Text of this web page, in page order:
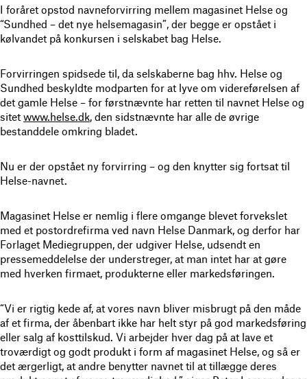
I foråret opstod navneforvirring mellem magasinet Helse og
“Sundhed – det nye helsemagasin”, der begge er opstået i
kølvandet på konkursen i selskabet bag Helse.
Forvirringen spidsede til, da selskaberne bag hhv. Helse og
Sundhed beskyldte modparten for at lyve om videreførelsen af
det gamle Helse – for førstnævnte har retten til navnet Helse og
sitet www.helse.dk, den sidstnævnte har alle de øvrige
bestanddele omkring bladet.
Nu er der opstået ny forvirring – og den knytter sig fortsat til
Helse-navnet.
Magasinet Helse er nemlig i flere omgange blevet forvekslet
med et postordrefirma ved navn Helse Danmark, og derfor har
Forlaget Mediegruppen, der udgiver Helse, udsendt en
pressemeddelelse der understreger, at man intet har at gøre
med hverken firmaet, produkterne eller markedsføringen.
“Vi er rigtig kede af, at vores navn bliver misbrugt på den måde
af et firma, der åbenbart ikke har helt styr på god markedsføring
eller salg af kosttilskud. Vi arbejder hver dag på at lave et
troværdigt og godt produkt i form af magasinet Helse, og så er
det ærgerligt, at andre benytter navnet til at tillægge deres